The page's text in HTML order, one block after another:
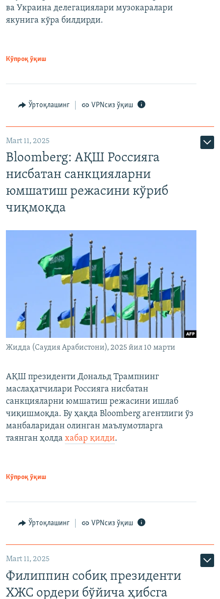
ва Украина делегациялари музокаралари
якунига кўра билдирди.
Кўпроқ ўқиш
Ўртоқлашинг VPNсиз ўқиш
Mart 11, 2025
Bloomberg: АҚШ Россияга
нисбатан санкцияларни
юмшатиш режасини кўриб
чиқмоқда
Жидда (Саудия Арабистони), 2025 йил 10 марти
АҚШ президенти Дональд Трампнинг
маслаҳатчилари Россияга нисбатан
санкцияларни юмшатиш режасини ишлаб
чиқишмоқда. Бу ҳақда Bloomberg агентлиги ўз
манбаларидан олинган маълумотларга
таянган ҳолда хабар қилди.
Кўпроқ ўқиш
Ўртоқлашинг VPNсиз ўқиш
Mart 11, 2025
Филиппин собиқ президенти
ХЖС ордери бўйича ҳибсга